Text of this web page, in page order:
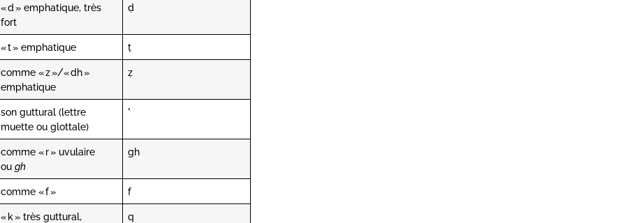
« d » emphatique, très
fort
ḍ
« t » emphatique ṭ
comme « z »/« dh »
emphatique
ẓ
son guttural (lettre
muette ou glottale)
ʿ
comme « r » uvulaire
ough
gh
comme « f » f
« k » très guttural,
q